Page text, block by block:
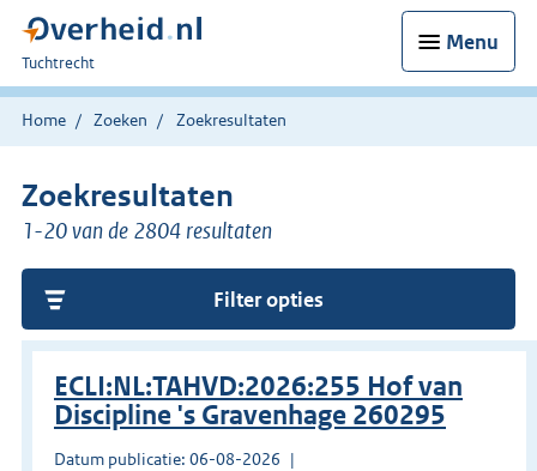
Menu
U
bent
hier:
Tuchtrecht
Home Zoeken Zoekresultaten
Zoekresultaten
1-20 van de 2804 resultaten
Filter opties
ECLI:NL:TAHVD:2026:255 Hof van
Discipline 's Gravenhage 260295
Datum publicatie: 06-08-2026